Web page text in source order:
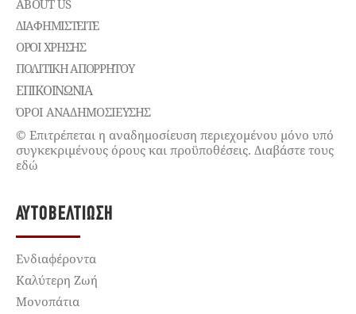
ABOUT US
ΔΙΑΦΗΜΙΣΤΕΊΤΕ
ΌΡΟΙ ΧΡΉΣΗΣ
ΠΟΛΙΤΙΚΉ ΑΠΟΡΡΉΤΟΥ
ΕΠΙΚΟΙΝΩΝΊΑ
ΌΡΟΙ ΑΝΑΔΗΜΟΣΙΕΥΣΗΣ
© Επιτρέπεται η αναδημοσίευση περιεχομένου μόνο υπό
συγκεκριμένους όρους και προϋποθέσεις. Διαβάστε τους
εδώ
ΑΥΤΟΒΕΛΤΊΩΣΗ
Ενδιαφέροντα
Καλύτερη Ζωή
Μονοπάτια